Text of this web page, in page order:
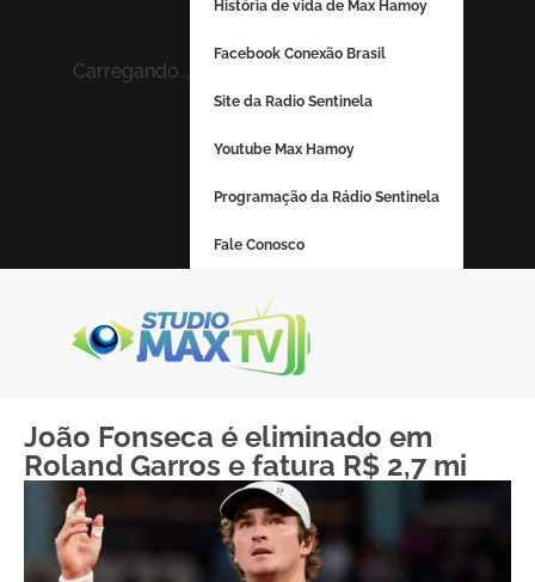
Carregando...
História de vida de Max Hamoy
Facebook Conexão Brasil
Site da Radio Sentinela
Youtube Max Hamoy
Programação da Rádio Sentinela
Fale Conosco
João Fonseca é eliminado em
Roland Garros e fatura R$ 2,7 mi